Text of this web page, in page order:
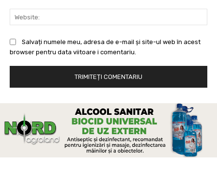
Salvați numele meu, adresa de e-mail și site-ul web în acest
browser pentru data viitoare i comentariu.